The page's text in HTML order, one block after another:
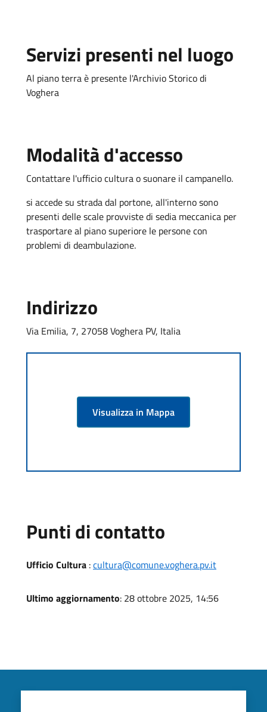
Servizi presenti nel luogo
Al piano terra è presente l'Archivio Storico di
Voghera
Modalità d'accesso
Contattare l'ufficio cultura o suonare il campanello.
si accede su strada dal portone, all'interno sono
presenti delle scale provviste di sedia meccanica per
trasportare al piano superiore le persone con
problemi di deambulazione.
Indirizzo
Via Emilia, 7, 27058 Voghera PV, Italia
Visualizza in Mappa
Punti di contatto
Ufficio Cultura :cultura@comune.voghera.pv.it
Ultimo aggiornamento: 28 ottobre 2025, 14:56